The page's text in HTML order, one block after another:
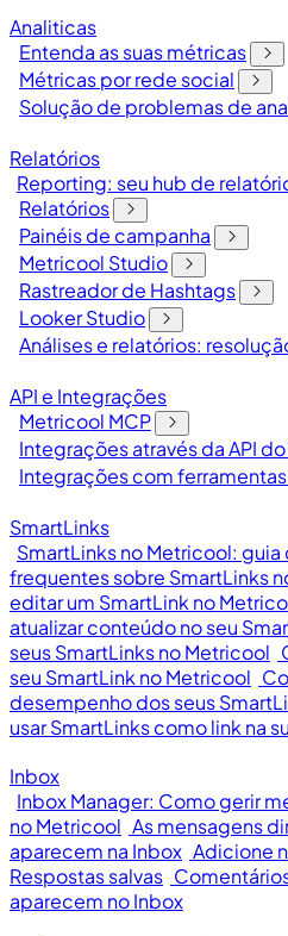
Analiticas
Entenda as suas métricas
Métricas por rede social
Solução de problemas de
Relatórios
Reporting: seu hub de
Relatórios
Painéis de campanha
Metricool Studio
Rastreador de Hashtags
Looker Studio
Análises e relatórios:
API e Integrações
Metricool MCP
Integrações através da API
Integrações com
SmartLinks
SmartLinks no Metricool:
frequentes sobre SmartLinks
editar um SmartLink no
atualizar conteúdo no seu
seus SmartLinks no Metricool
seu SmartLink no Metricool
desempenho dos seus
usar SmartLinks como link na
Inbox
Inbox Manager: Como gerir
no Metricool As mensagens
aparecem na Inbox Adicione
Respostas salvas
aparecem no Inbox